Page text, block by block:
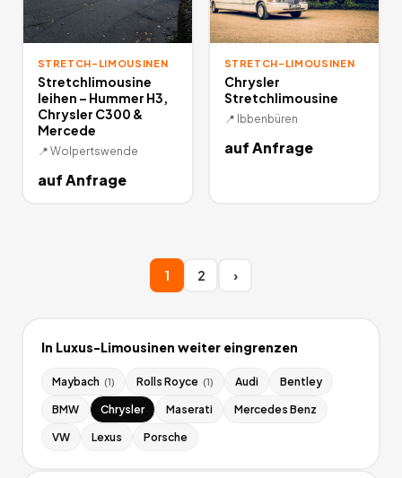
STRETCH-LIMOUSINEN
Stretchlimousine
leihen – Hummer H3,
Chrysler C300 &
Mercede
📍 Wolpertswende
auf Anfrage
STRETCH-LIMOUSINEN
Chrysler
Stretchlimousine
📍 Ibbenbüren
auf Anfrage
1 2 ›
In Luxus-Limousinen weiter eingrenzen
Maybach (1) Rolls Royce (1) Audi Bentley
BMW Chrysler Maserati Mercedes Benz
VW Lexus Porsche